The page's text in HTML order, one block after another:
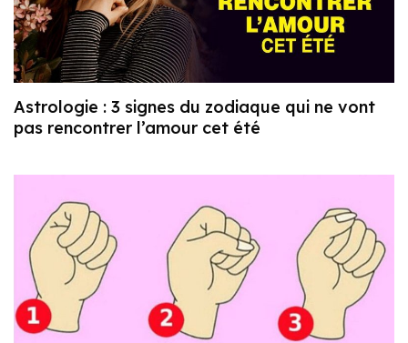
Astrologie : 3 signes du zodiaque qui ne vont
pas rencontrer l’amour cet été